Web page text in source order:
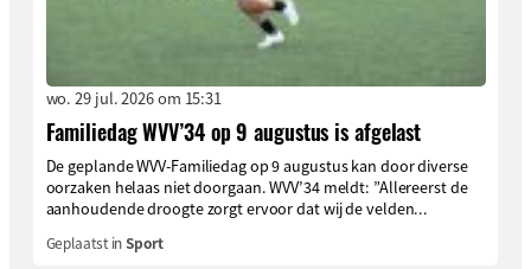
wo. 29 jul. 2026 om 15:31
Familiedag WVV’34 op 9 augustus is afgelast
De geplande WVV-Familiedag op 9 augustus kan door diverse
oorzaken helaas niet doorgaan. WVV’34 meldt: ”Allereerst de
aanhoudende droogte zorgt ervoor dat wij de velden...
Geplaatst inSport